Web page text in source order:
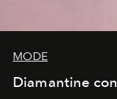
MODE
Diamantine